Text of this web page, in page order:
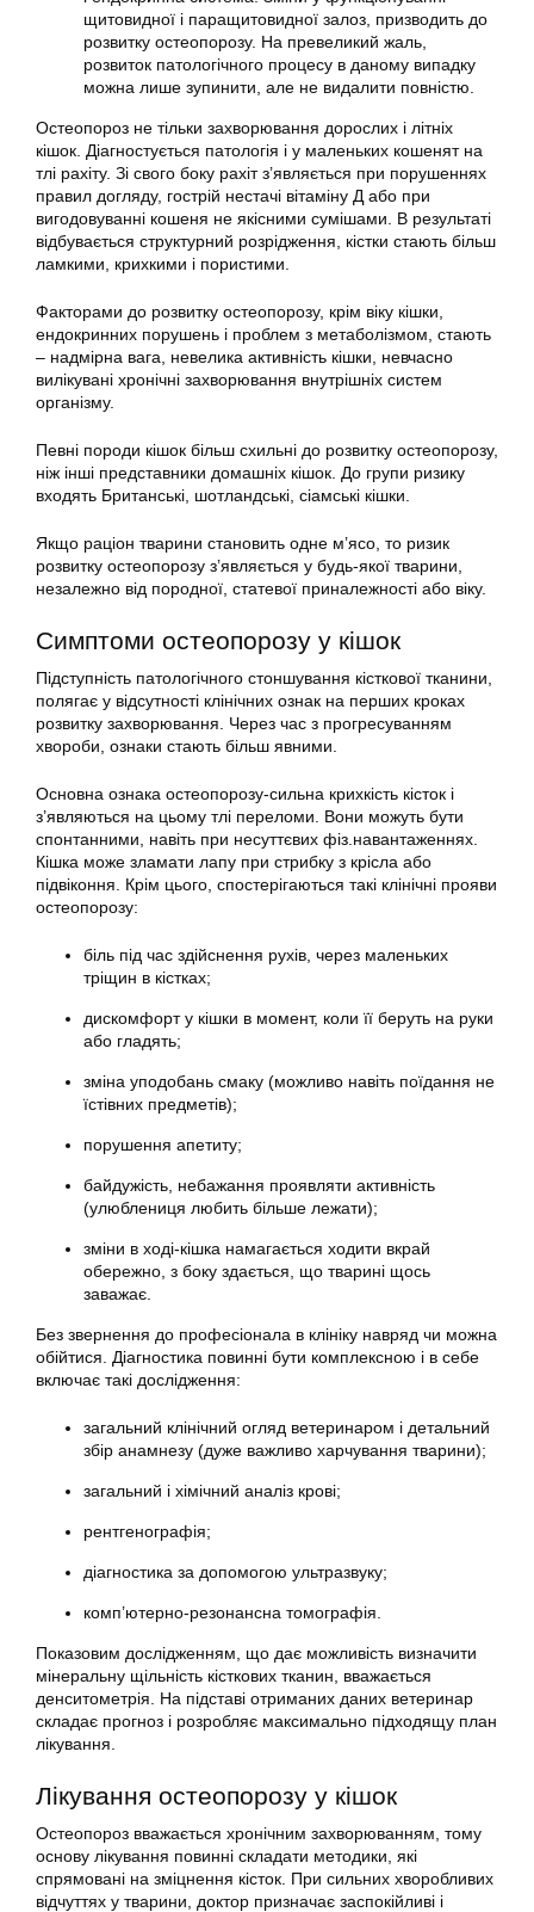
щитовидної і паращитовидної залоз, призводить до
розвитку остеопорозу. На превеликий жаль,
розвиток патологічного процесу в даному випадку
можна лише зупинити, але не видалити повністю.
Остеопороз не тільки захворювання дорослих і літніх
кішок. Діагностується патологія і у маленьких кошенят на
тлі рахіту. Зі свого боку рахіт з’являється при порушеннях
правил догляду, гострій нестачі вітаміну Д або при
вигодовуванні кошеня не якісними сумішами. В результаті
відбувається структурний розрідження, кістки стають більш
ламкими, крихкими і пористими.
Факторами до розвитку остеопорозу, крім віку кішки,
ендокринних порушень і проблем з метаболізмом, стають
– надмірна вага, невелика активність кішки, невчасно
вилікувані хронічні захворювання внутрішніх систем
організму.
Певні породи кішок більш схильні до розвитку остеопорозу,
ніж інші представники домашніх кішок. До групи ризику
входять Британські, шотландські, сіамські кішки.
Якщо раціон тварини становить одне м’ясо, то ризик
розвитку остеопорозу з’являється у будь-якої тварини,
незалежно від породної, статевої приналежності або віку.
Симптоми остеопорозу у кішок
Підступність патологічного стоншування кісткової тканини,
полягає у відсутності клінічних ознак на перших кроках
розвитку захворювання. Через час з прогресуванням
хвороби, ознаки стають більш явними.
Основна ознака остеопорозу-сильна крихкість кісток і
з’являються на цьому тлі переломи. Вони можуть бути
спонтанними, навіть при несуттєвих фіз.навантаженнях.
Кішка може зламати лапу при стрибку з крісла або
підвіконня. Крім цього, спостерігаються такі клінічні прояви
остеопорозу:
біль під час здійснення рухів, через маленьких
тріщин в кістках;
дискомфорт у кішки в момент, коли її беруть на руки
або гладять;
зміна уподобань смаку (можливо навіть поїдання не
їстівних предметів);
порушення апетиту;
байдужість, небажання проявляти активність
(улюблениця любить більше лежати);
зміни в ході-кішка намагається ходити вкрай
обережно, з боку здається, що тварині щось
заважає.
Без звернення до професіонала в клініку навряд чи можна
обійтися. Діагностика повинні бути комплексною і в себе
включає такі дослідження:
загальний клінічний огляд ветеринаром і детальний
збір анамнезу (дуже важливо харчування тварини);
загальний і хімічний аналіз крові;
рентгенографія;
діагностика за допомогою ультразвуку;
комп’ютерно-резонансна томографія.
Показовим дослідженням, що дає можливість визначити
мінеральну щільність кісткових тканин, вважається
денситометрія. На підставі отриманих даних ветеринар
складає прогноз і розробляє максимально підходящу план
лікування.
Лікування остеопорозу у кішок
Остеопороз вважається хронічним захворюванням, тому
основу лікування повинні складати методики, які
спрямовані на зміцнення кісток. При сильних хворобливих
відчуттях у тварини, доктор призначає заспокійливі і